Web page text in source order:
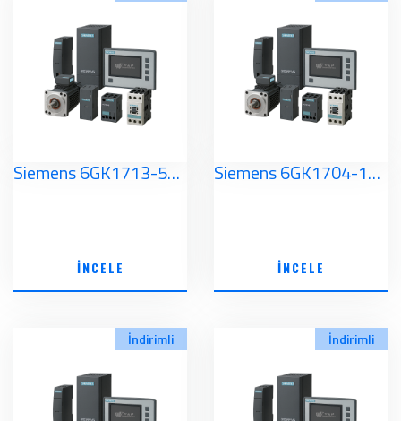
Siemens 6GK1713-5FB71-3AA0 Simatic NET
İNCELE
Siemens 6GK1704-1CW80-3AA0 Simatic NET
İNCELE
İndirimli İndirimli